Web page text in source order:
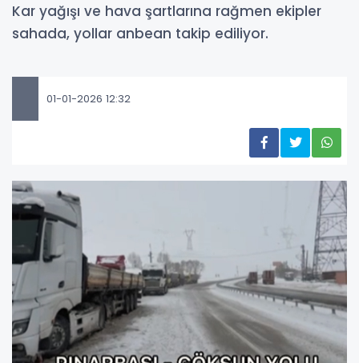
Kar yağışı ve hava şartlarına rağmen ekipler
sahada, yollar anbean takip ediliyor.
01-01-2026 12:32